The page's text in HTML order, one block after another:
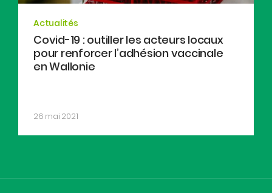
Actualités
Covid-19 : outiller les acteurs locaux
pour renforcer l’adhésion vaccinale
en Wallonie
26 mai 2021